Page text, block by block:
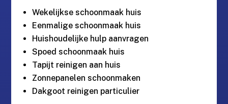
Wekelijkse schoonmaak huis
Eenmalige schoonmaak huis
Huishoudelijke hulp aanvragen
Spoed schoonmaak huis
Tapijt reinigen aan huis
Zonnepanelen schoonmaken
Dakgoot reinigen particulier